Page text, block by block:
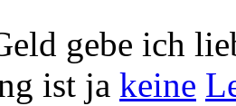
gebe ich
ist ja keine